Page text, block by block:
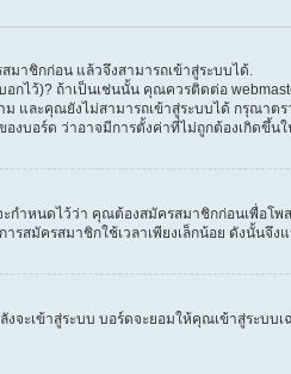
าชิกก่อน แล้วจึงสามารถเข้าสู่ระบบได้.
ไว้)? ถ้าเป็นเช่นนั้น คุณควรติดต่อ
และคุณยังไม่สามารถเข้าสู่ระบบได้ กรุณาตร
งบอร์ด ว่าอาจมีการตั้งค่าที่ไม่ถูกต้องเกิดขึ้น
กำหนดไว้ว่า คุณต้องสมัครสมาชิกก่อนเพื่อ
ารสมัครสมาชิกใช้เวลาเพียงเล็กน้อย ดังนั้น
จะเข้าสู่ระบบ บอร์ดจะยอมให้คุณเข้าสู่ระบ